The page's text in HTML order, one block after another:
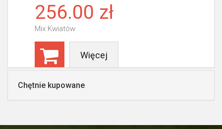
256.00 zł
Mix Kwiatów
Więcej
Chętnie kupowane